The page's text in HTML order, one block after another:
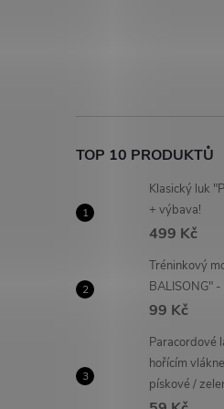
TOP 10 PRODUKTŮ
Klasický luk
+ výbava!
499 Kč
Tréninkový
BALISONG"
99 Kč
Paracordové
hořícím
pískové /